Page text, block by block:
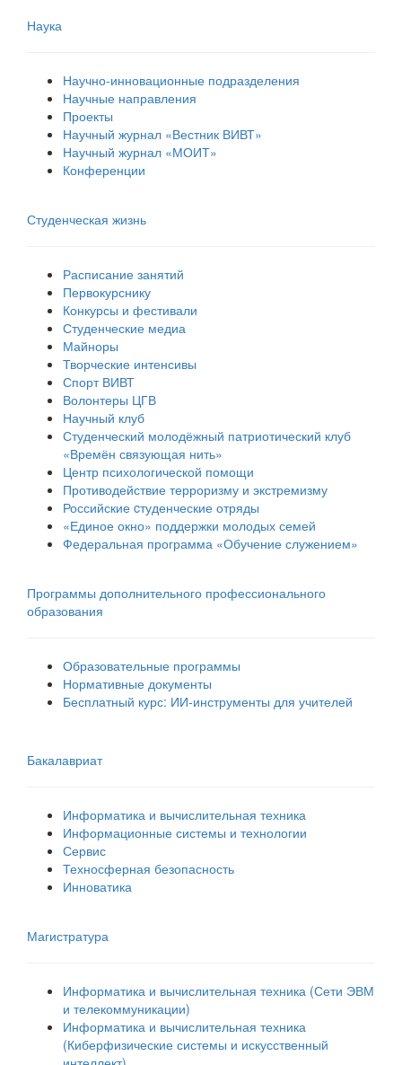
Наука
Научно-инновационные подразделения
Научные направления
Проекты
Научный журнал «Вестник ВИВТ»
Научный журнал «МОИТ»
Конференции
Студенческая жизнь
Расписание занятий
Первокурснику
Конкурсы и фестивали
Студенческие медиа
Майноры
Творческие интенсивы
Спорт ВИВТ
Волонтеры ЦГВ
Научный клуб
Студенческий молодёжный патриотический клуб
«Времён связующая нить»
Центр психологической помощи
Противодействие терроризму и экстремизму
Российские cтуденческие отряды
«Единое окно» поддержки молодых семей
Федеральная программа «Обучение служением»
Программы дополнительного профессионального
образования
Образовательные программы
Нормативные документы
Бесплатный курс: ИИ‑инструменты для учителей
Бакалавриат
Информатика и вычислительная техника
Информационные системы и технологии
Сервис
Техносферная безопасность
Инноватика
Магистратура
Информатика и вычислительная техника (Сети ЭВМ
и телекоммуникации)
Информатика и вычислительная техника
(Киберфизические системы и искусственный